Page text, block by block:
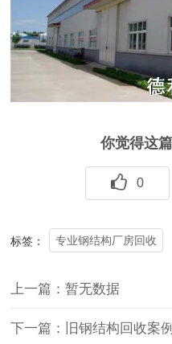
你觉得这
0
标签： 专业钢结构厂房回收
上一篇：暂无数据
下一篇：旧钢结构回收案例